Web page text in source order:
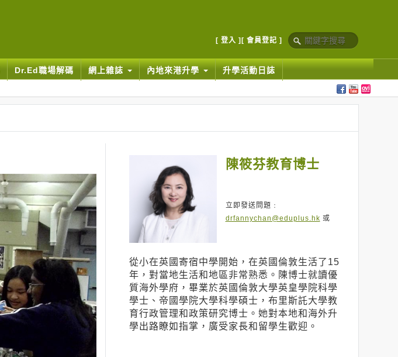
[ 登入 ] [ 會員登記 ]
Dr.Ed職場解碼 網上雜誌 內地來港升學 升學活動日誌
陳筱芬教育博士
立即發送問題﹕
drfannychan@eduplus.hk 或
從小在英國寄宿中學開始，在英國倫敦生活了15
年，對當地生活和地區非常熟悉。陳博士就讀優
質海外學府，畢業於英國倫敦大學英皇學院科學
學士、帝國學院大學科學碩士，布里斯託大學教
育行政管理和政策研究博士。她對本地和海外升
學出路瞭如指掌，廣受家長和留學生歡迎。